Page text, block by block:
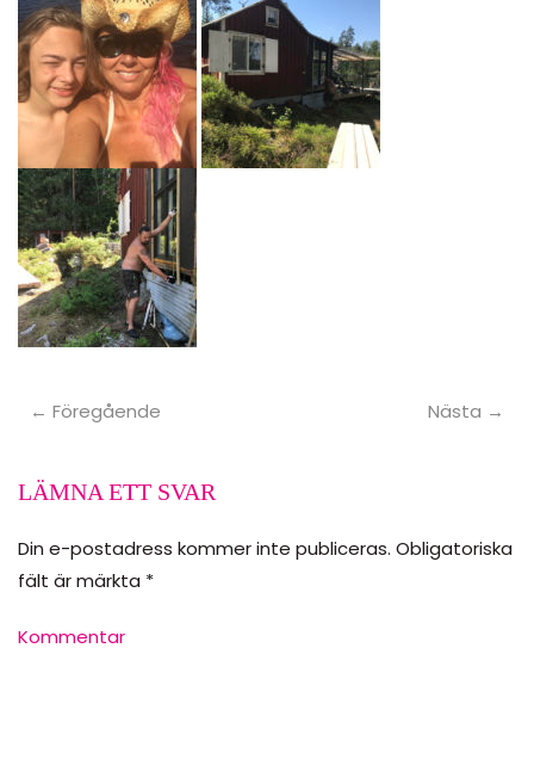
← Föregående Nästa →
LÄMNA ETT SVAR
Din e-postadress kommer inte publiceras. Obligatoriska
fält är märkta *
Kommentar